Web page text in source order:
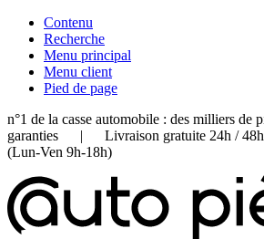
Contenu
Recherche
Menu principal
Menu client
Pied de page
n°1 de la casse automobile : des milliers de
garanties | Livraison gratuite 24h /
(Lun-Ven 9h-18h)